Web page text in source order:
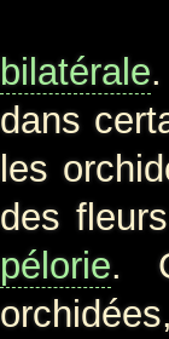
bilatérale
dans
les
des
pélorie.